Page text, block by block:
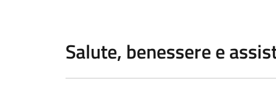
Salute, benessere e